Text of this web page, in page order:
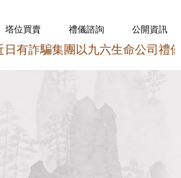
塔位買賣 禮儀諮詢 公開資訊
有詐騙集團以九六生命公司禮儀